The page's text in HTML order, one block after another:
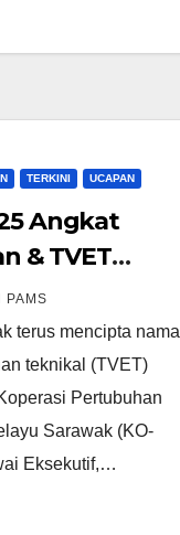
TERKINI UCAPAN
Angkat
& TVET
PAMS
terus mencipta nama
teknikal (TVET)
Pertubuhan
Sarawak (KO-
Eksekutif,…